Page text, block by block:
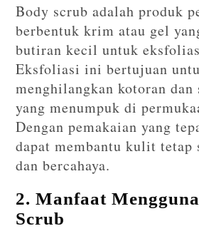
Body scrub adalah produk
berbentuk krim atau gel
butiran kecil untuk
Eksfoliasi ini bertujuan
menghilangkan kotoran
yang menumpuk di
Dengan pemakaian yang
dapat membantu kulit tetap
dan bercahaya.
2. Manfaat
Scrub